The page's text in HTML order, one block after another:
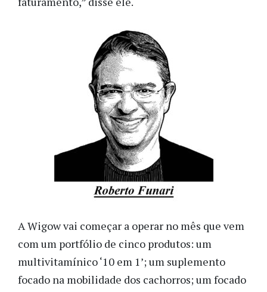
A Wigow vai começar a operar no mês que vem
com um portfólio de cinco produtos: um
multivitamínico ‘10 em 1’; um suplemento
focado na mobilidade dos cachorros; um focado